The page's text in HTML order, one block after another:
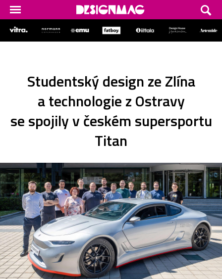
Studentský design ze Zlína
a technologie z Ostravy
se spojily v českém supersportu
Titan